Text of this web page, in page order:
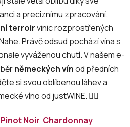
a preciznímu zpracování.
terroirvinic rozprostřených
. Právě odsud pochází vína s
vyváženou chutí. V našem e-
německých vínod předních
si svou oblíbenou láhev a
víno od justWINE. 👇🏻
Pinot Noir Chardonnay